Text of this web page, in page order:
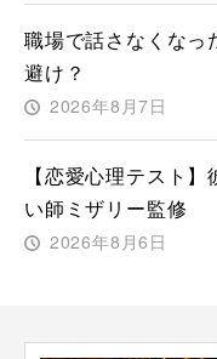
職場で話さなくなっ
避け？
2026年8月7日
【恋愛心理テスト
い師ミザリー監修
2026年8月6日